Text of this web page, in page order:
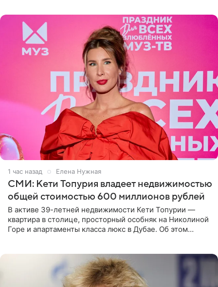
1 час назад Елена Нужная
СМИ: Кети Топурия владеет недвижимостью
общей стоимостью 600 миллионов рублей
В активе 39-летней недвижимости Кети Топурии —
квартира в столице, просторный особняк на Николиной
Горе и апартаменты класса люкс в Дубае. Об этом